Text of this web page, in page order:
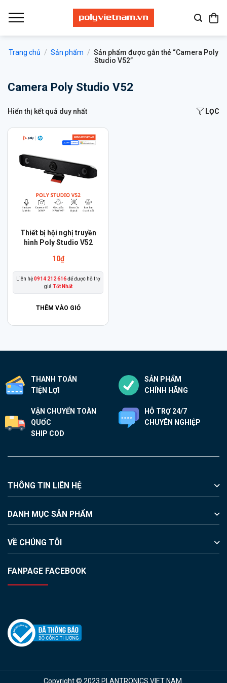
qua
Trang chủ / Sản phẩm / Sản phẩm được gắn thẻ “Camera Poly
Studio V52”
Camera Poly Studio V52
Hiển thị kết quả duy nhất LỌC
Thiết bị hội nghị truyền
hình Poly Studio V52
10₫
Liên hệ0914 212 616để được hỗ trợ
giá Tốt Nhất
THÊM VÀO GIỎ
THANH TOÁN
TIỆN LỢI
SẢN PHẨM
CHÍNH HÃNG
VẬN CHUYỂN TOÀN
QUỐC
SHIP COD
HỖ TRỢ 24/7
CHUYÊN NGHIỆP
THÔNG TIN LIÊN HỆ
DANH MỤC SẢN PHẨM
VỀ CHÚNG TÔI
FANPAGE FACEBOOK
Copyright © 2023 PLANTRONICS VIET NAM.